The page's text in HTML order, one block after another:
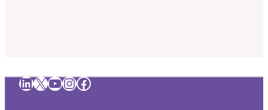
LinkedIn
X YouTube
Instagram
Facebook